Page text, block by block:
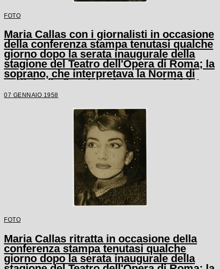
FOTO
Maria Callas con i giornalisti in occasione
della conferenza stampa tenutasi qualche
giorno dopo la serata inaugurale della
stagione del Teatro dell'Opera di Roma; la
soprano, che interpretava la Norma di
Bellini, alla fine del primo atto si ritirò in
camerino a causa di una brutta raucedine
07 GENNAIO 1958
FOTO
Maria Callas ritratta in occasione della
conferenza stampa tenutasi qualche
giorno dopo la serata inaugurale della